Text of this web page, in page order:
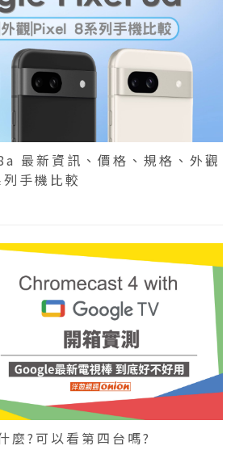
新資訊、價格、規格、外觀
手機比較
?可以看第四台嗎?